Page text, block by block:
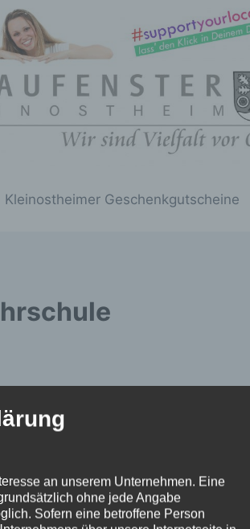
Kleinostheimer Geschenkgutscheine
an unserem Unternehmen. Eine
ohne jede Angabe
Sofern eine betroffene Person